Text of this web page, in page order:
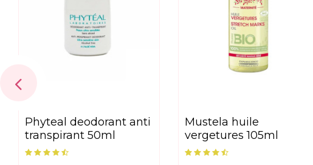
phyteal deodorant anti
transpirant 50ml
mustela huile
vergetures 105ml